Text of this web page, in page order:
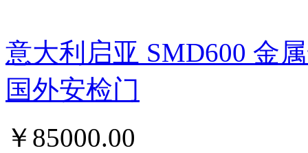
意大利启亚 SMD600 金
国外安检门
￥ 85000.00